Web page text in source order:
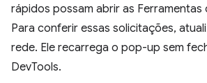
rápidos possam abrir as Ferramentas
Para conferir essas solicitações,
rede. Ele recarrega o pop-up sem
DevTools.